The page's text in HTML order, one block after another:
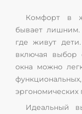
Комфорт в
бывает
где живут
включая выбор
окна можно
эргономических
Идеальный